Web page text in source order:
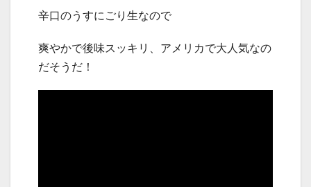
辛口のうすにごり生なので
爽やかで後味スッキリ、アメリカで大人気なの
だそうだ！